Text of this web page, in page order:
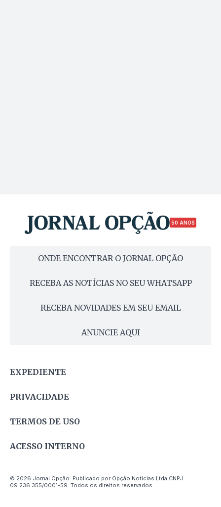
50 ANOS
ONDE ENCONTRAR O JORNAL OPÇÃO
RECEBA AS NOTÍCIAS NO SEU WHATSAPP
RECEBA NOVIDADES EM SEU EMAIL
ANUNCIE AQUI
EXPEDIENTE
PRIVACIDADE
TERMOS DE USO
ACESSO INTERNO
© 2026 Jornal Opção. Publicado por Opção Notícias Ltda CNPJ
09.236.355/0001-59. Todos os direitos reservados.